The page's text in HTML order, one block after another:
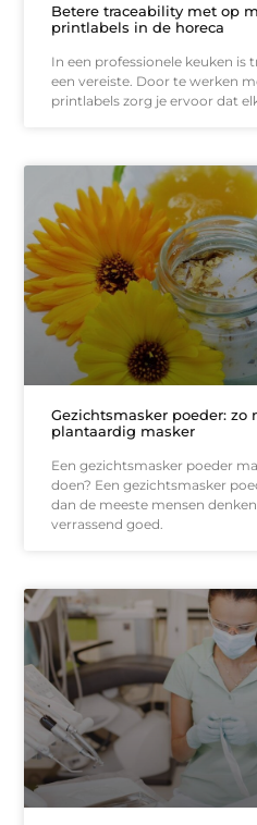
Betere traceability met op
printlabels in de horeca
In een professionele keuken is
een vereiste. Door te werken
printlabels zorg je ervoor dat
Gezichtsmasker poeder: zo
plantaardig masker
Een gezichtsmasker poeder
doen? Een gezichtsmasker
dan de meeste mensen
verrassend goed.